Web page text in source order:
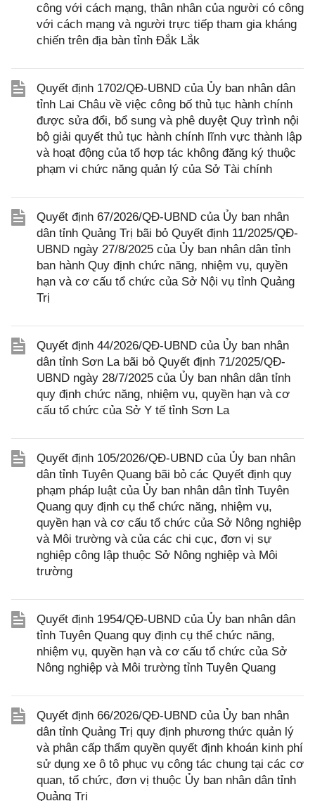
công với cách mạng, thân nhân của người có công
với cách mạng và người trực tiếp tham gia kháng
chiến trên địa bàn tỉnh Đắk Lắk
Quyết định 1702/QĐ-UBND của Ủy ban nhân dân
tỉnh Lai Châu về việc công bố thủ tục hành chính
được sửa đổi, bổ sung và phê duyệt Quy trình nội
bộ giải quyết thủ tục hành chính lĩnh vực thành lập
và hoạt động của tổ hợp tác không đăng ký thuộc
phạm vi chức năng quản lý của Sở Tài chính
Quyết định 67/2026/QĐ-UBND của Ủy ban nhân
dân tỉnh Quảng Trị bãi bỏ Quyết định 11/2025/QĐ-
UBND ngày 27/8/2025 của Ủy ban nhân dân tỉnh
ban hành Quy định chức năng, nhiệm vụ, quyền
hạn và cơ cấu tổ chức của Sở Nội vụ tỉnh Quảng
Trị
Quyết định 44/2026/QĐ-UBND của Ủy ban nhân
dân tỉnh Sơn La bãi bỏ Quyết định 71/2025/QĐ-
UBND ngày 28/7/2025 của Ủy ban nhân dân tỉnh
quy định chức năng, nhiệm vụ, quyền hạn và cơ
cấu tổ chức của Sở Y tế tỉnh Sơn La
Quyết định 105/2026/QĐ-UBND của Ủy ban nhân
dân tỉnh Tuyên Quang bãi bỏ các Quyết định quy
phạm pháp luật của Ủy ban nhân dân tỉnh Tuyên
Quang quy định cụ thể chức năng, nhiệm vụ,
quyền hạn và cơ cấu tổ chức của Sở Nông nghiệp
và Môi trường và của các chi cục, đơn vị sự
nghiệp công lập thuộc Sở Nông nghiệp và Môi
trường
Quyết định 1954/QĐ-UBND của Ủy ban nhân dân
tỉnh Tuyên Quang quy định cụ thể chức năng,
nhiệm vụ, quyền hạn và cơ cấu tổ chức của Sở
Nông nghiệp và Môi trường tỉnh Tuyên Quang
Quyết định 66/2026/QĐ-UBND của Ủy ban nhân
dân tỉnh Quảng Trị quy định phương thức quản lý
và phân cấp thẩm quyền quyết định khoán kinh phí
sử dụng xe ô tô phục vụ công tác chung tại các cơ
quan, tổ chức, đơn vị thuộc Ủy ban nhân dân tỉnh
Quảng Trị